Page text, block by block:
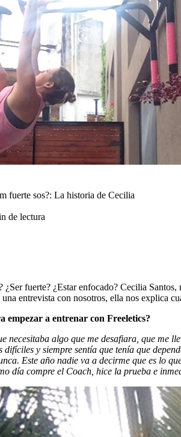
fuerte sos?: La historia de Cecilia
de lectura
fuerte? ¿Estar enfocado? Cecilia
entrevista con nosotros, ella nos explica
empezar a entrenar con Freeletics?
necesitaba algo que me desafiara, que
y siempre sentía que tenía que
Este año nadie va a decirme que es lo
día compre el Coach, hice la prueba e